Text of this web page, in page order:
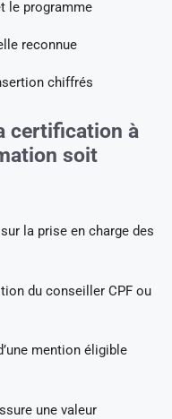
le programme
reconnue
chiffrés
certification à
soit
la prise en charge des
du conseiller CPF ou
mention éligible
une valeur